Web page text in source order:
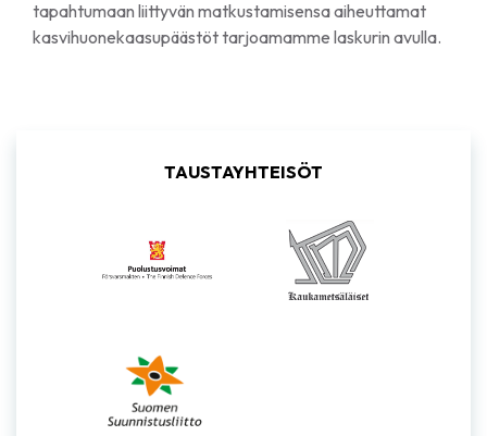
tapahtumaan liittyvän matkustamisensa aiheuttamat
kasvihuonekaasupäästöt tarjoamamme laskurin avulla.
TAUSTAYHTEISÖT